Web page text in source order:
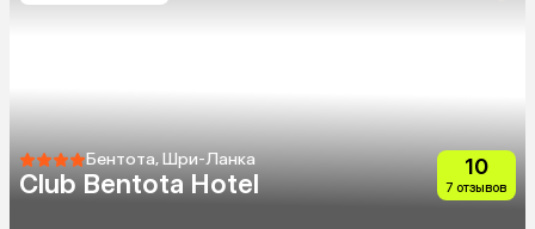
Бентота, Шри-Ланка
Club Bentota Hotel
10
7 отзывов